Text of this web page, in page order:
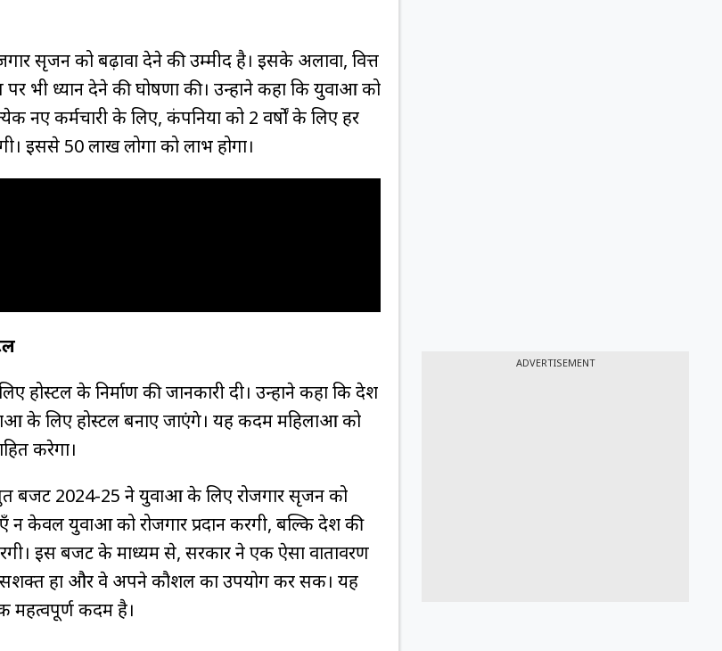
सृजन को बढ़ावा देने की उम्मीद है। इसके अलावा, वित्त
भी ध्यान देने की घोषणा की। उन्होंने कहा कि युवाओं को
नए कर्मचारी के लिए, कंपनियों को 2 वर्षों के लिए हर
इससे 50 लाख लोगों को लाभ होगा।
होस्टल के निर्माण की जानकारी दी। उन्होंने कहा कि देश
के लिए होस्टल बनाए जाएंगे। यह कदम महिलाओं को
करेगा।
प्रस्तुत बजट 2024-25 ने युवाओं के लिए रोजगार सृजन को
न केवल युवाओं को रोजगार प्रदान करेंगी, बल्कि देश की
इस बजट के माध्यम से, सरकार ने एक ऐसा वातावरण
सशक्त हों और वे अपने कौशल का उपयोग कर सकें। यह
महत्वपूर्ण कदम है।
ADVERTISEMENT